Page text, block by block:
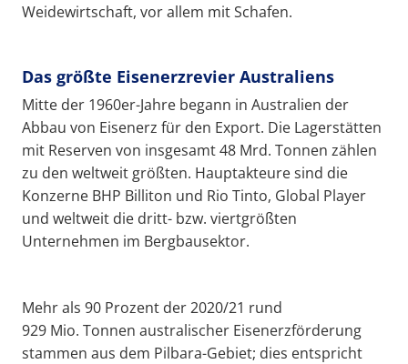
Weidewirtschaft, vor allem mit Schafen.
Das größte Eisenerzrevier Australiens
Mitte der 1960er-Jahre begann in Australien der
Abbau von Eisenerz für den Export. Die Lagerstätten
mit Reserven von insgesamt 48 Mrd. Tonnen zählen
zu den weltweit größten. Hauptakteure sind die
Konzerne BHP Billiton und Rio Tinto, Global Player
und weltweit die dritt- bzw. viertgrößten
Unternehmen im Bergbausektor.
Mehr als 90 Prozent der 2020/21 rund
929 Mio. Tonnen australischer Eisenerzförderung
stammen aus dem Pilbara-Gebiet; dies entspricht